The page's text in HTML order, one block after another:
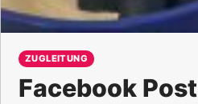
ZUGLEITUNG
Facebook Post